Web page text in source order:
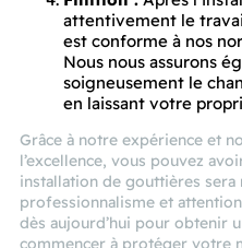
attentivement le
est conforme à nos
Nous nous assurons
soigneusement le
en laissant votre
Grâce à notre expérience et
l’excellence, vous pouvez
installation de gouttières sera
professionnalisme et
dès aujourd’hui pour obtenir
commencer à protéger votre